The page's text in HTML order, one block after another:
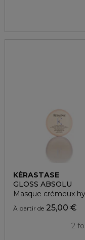
KÉRASTASE
GLOSS ABSOLU
Masque crémeux
À partir de 25,00 €
2